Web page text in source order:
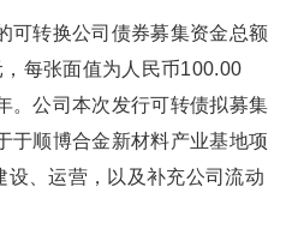
可转换公司债券募集资金总额
每张面值为人民币100.00
。公司本次发行可转债拟募集
于顺博合金新材料产业基地项
设、运营，以及补充公司流动